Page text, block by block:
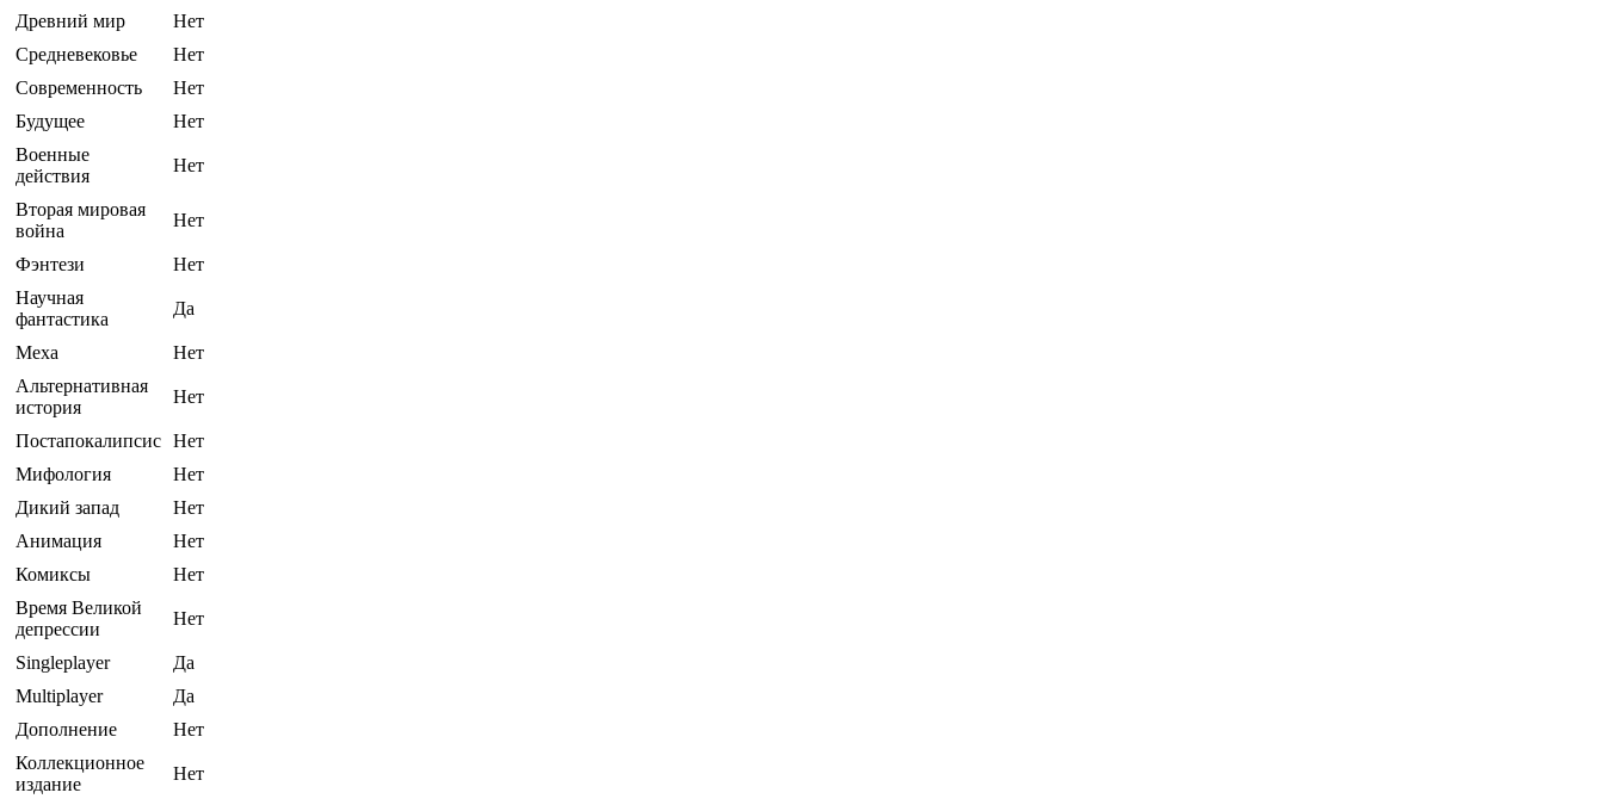
Древний мир
Нет
Средневековье
Нет
Современность
Нет
Будущее
Нет
Военные
действия
Нет
Вторая мировая
война
Нет
Фэнтези
Нет
Научная
фантастика
Да
Меха
Нет
Альтернативная
история
Нет
Постапокалипсис Нет
Мифология
Нет
Дикий запад
Нет
Анимация
Нет
Комиксы
Нет
Время Великой
депрессии
Нет
Singleplayer
Да
Multiplayer
Да
Дополнение
Нет
Коллекционное
издание
Нет